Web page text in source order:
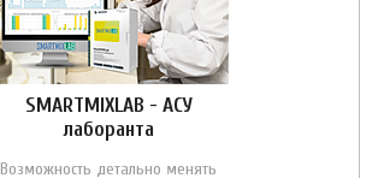
SMARTMIXLAB - АСУ
лаборанта
Возможность детально менять